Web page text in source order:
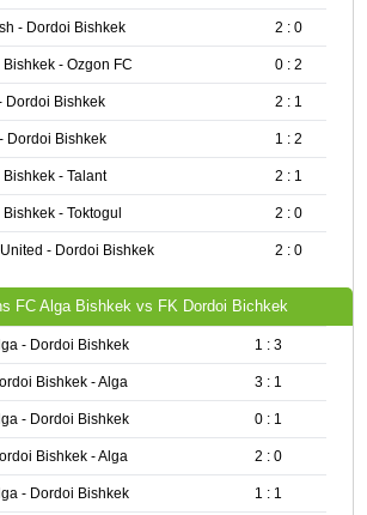
- Dordoi Bishkek 2 : 0
Bishkek - Ozgon FC 0 : 2
Dordoi Bishkek 2 : 1
Dordoi Bishkek 1 : 2
Bishkek - Talant 2 : 1
- Toktogul 2 : 0
- Dordoi Bishkek 2 : 0
FC Alga Bishkek vs FK Dordoi Bichkek
- Dordoi Bishkek 1 : 3
Bishkek - Alga 3 : 1
- Dordoi Bishkek 0 : 1
Bishkek - Alga 2 : 0
- Dordoi Bishkek 1 : 1